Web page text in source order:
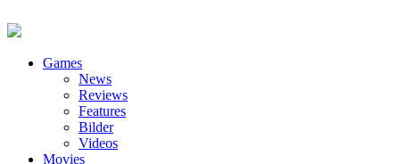
Games
News
Reviews
Features
Bilder
Videos
Movies